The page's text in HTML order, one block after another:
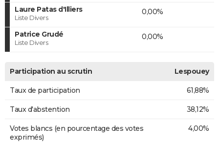
Laure Patas d'Illiers
Liste Divers
0,00%
Patrice Grudé
Liste Divers
0,00%
Participation au scrutin Lespouey
Taux de participation 61,88%
Taux d'abstention 38,12%
Votes blancs (en pourcentage des votes
exprimés)
4,00%